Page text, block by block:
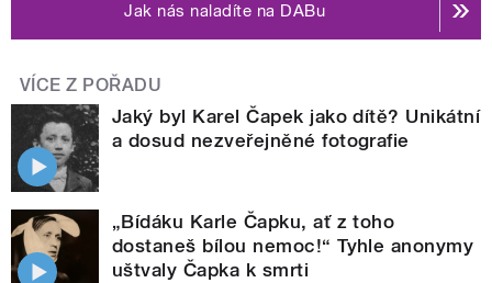
Jak nás naladíte na DABu
VÍCE Z POŘADU
Jaký byl Karel Čapek jako dítě? Unikátní
a dosud nezveřejněné fotografie
„Bídáku Karle Čapku, ať z toho
dostaneš bílou nemoc!“ Tyhle anonymy
uštvaly Čapka k smrti